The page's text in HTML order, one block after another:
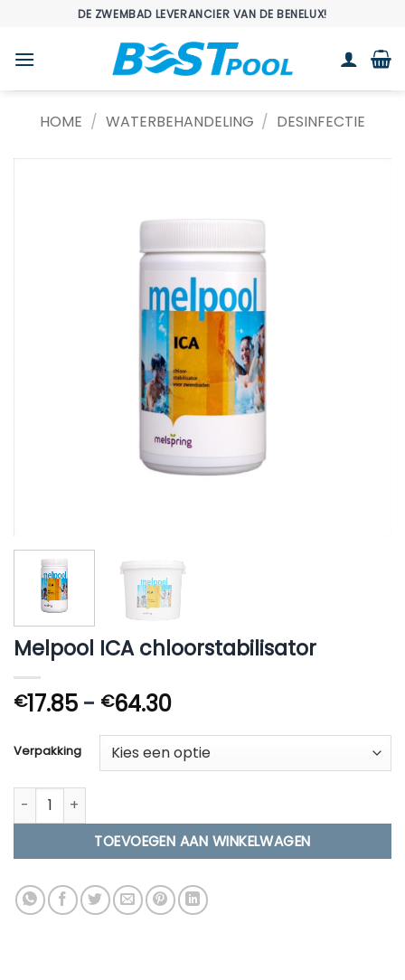
inhoud
DE ZWEMBAD LEVERANCIER VAN DE BENELUX!
HOME / WATERBEHANDELING / DESINFECTIE
Melpool ICA chloorstabilisator
€17.85 - €64.30Prijsklasse:
tot
€64.30
Verpakking
Melpool ICA chloorstabilisator aantal
TOEVOEGEN AAN WINKELWAGEN